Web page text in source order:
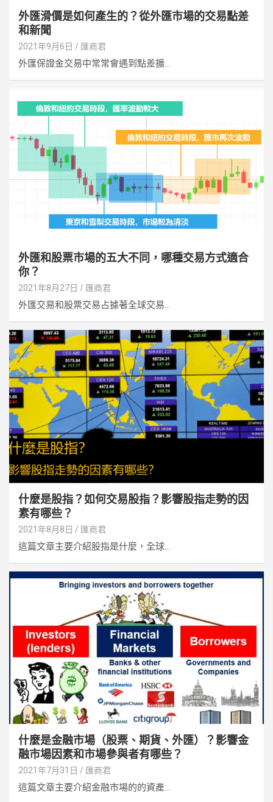
外匯滑價是如何產生的？從外匯市場的交易點差
和新聞
2021年9月6日 匯商君
外匯保證金交易中常常會遇到點差擴...
外匯和股票市場的五大不同，哪種交易方式適合
你？
2021年8月27日 匯商君
外匯交易和股票交易占據著全球交易...
什麼是股指？如何交易股指？影響股指走勢的因
素有哪些？
2021年8月8日 匯商君
這篇文章主要介紹股指是什麼，全球...
什麼是金融市場（股票、期貨、外匯）？影響金
融市場因素和市場參與者有哪些？
2021年7月31日 匯商君
這篇文章主要介紹金融市場的的資產...